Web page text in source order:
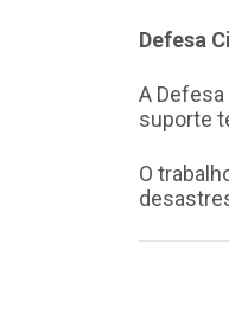
Defesa
A
suporte
O